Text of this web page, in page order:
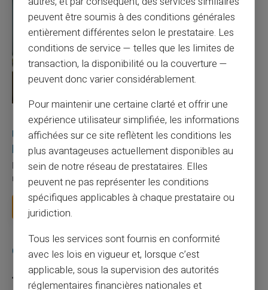
27/07/2026 Veritas Carte prépayée
Utilisation responsable du paiement mobile avec
la carte Veritas
Le paiement mobile s'est imposé dans les habitudes quotidiennes,
mais il appelle des réflexes pour é...
Lire la suite
Catégories
Carte prépayée
peuvent être soumis à des conditions générales
entièrement différentes selon le prestataire. Les
conditions de service — telles que les limites de
transaction, la disponibilité ou la couverture —
peuvent donc varier considérablement.
Pour maintenir une certaine clarté et offrir une
expérience utilisateur simplifiée, les informations
affichées sur ce site reflètent les conditions les
plus avantageuses actuellement disponibles au
sein de notre réseau de prestataires. Elles
peuvent ne pas représenter les conditions
spécifiques applicables à chaque prestataire ou
juridiction.
Tous les services sont fournis en conformité
avec les lois en vigueur et, lorsque c’est
applicable, sous la supervision des autorités
réglementaires financières nationales et